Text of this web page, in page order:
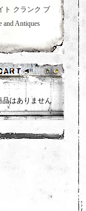
ト クランク ブ
and Antiques
品はありません